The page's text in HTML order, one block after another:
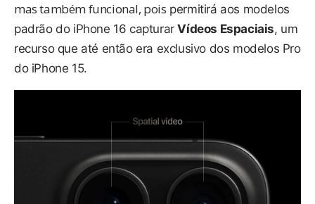
mas também funcional, pois permitirá aos modelos
padrão do iPhone 16 capturarVídeos Espaciais, um
recurso que até então era exclusivo dos modelos Pro
do iPhone 15.